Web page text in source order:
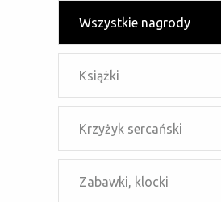
Wszystkie nagrody
Książki
Krzyżyk sercański
Zabawki, klocki